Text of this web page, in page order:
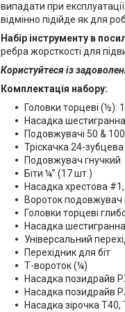
випадати при
відмінно підійде як для
Набір інструменту в
ребра жорсткості для
Користуйтеся із
Комплектація набору:
Головки торцеві (½):
Насадка
Подовжувачі 50 &
Тріскачка 24-
Подовжувач гнучкий
Біти ¼” (17 шт.)
Насадка хрестова
Вороток подовжувач
Головки торцеві
Насадка
Універсальний
Перехідник для біт
Т-вороток (¼)
Насадка позидрайв
Насадка позидрайв
Насадка зірочка T40,